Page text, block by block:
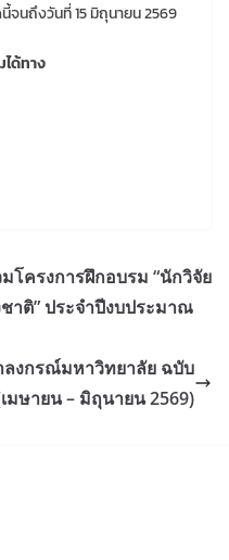
จนถึงวันที่ 15 มิถุนายน 2569
ด้ทาง
โครงการฝึกอบรม “นักวิจัย
าติ” ประจำปีงบประมาณ
งกรณ์มหาวิทยาลัย ฉบับ
มษายน – มิถุนายน 2569)